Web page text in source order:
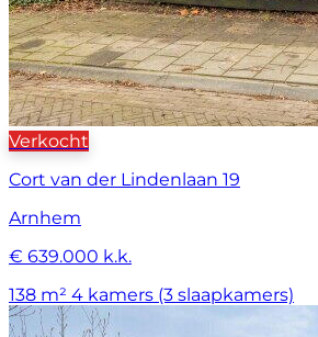
Verkocht
Cort van der Lindenlaan 19
Arnhem
€ 639.000 k.k.
138 m² 4 kamers (3 slaapkamers)